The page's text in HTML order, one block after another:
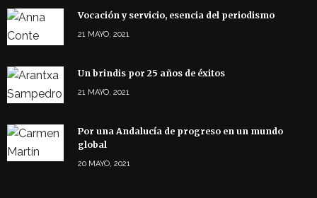
Vocación y servicio, esencia del periodismo
21 MAYO, 2021
Un brindis por 25 años de éxitos
21 MAYO, 2021
Por una Andalucía de progreso en un mundo
global
20 MAYO, 2021